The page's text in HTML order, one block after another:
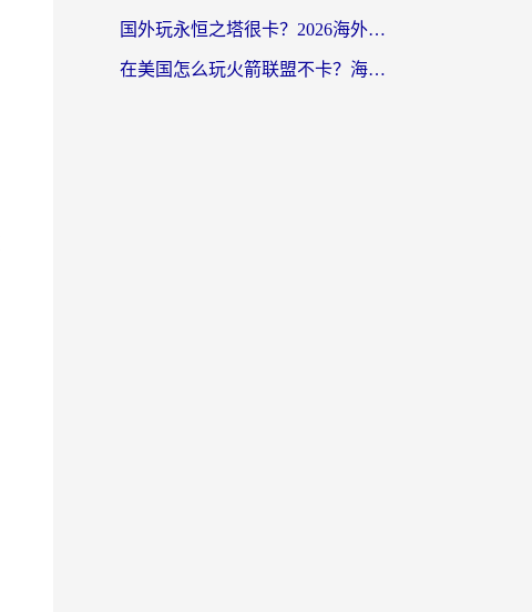
国外玩永恒之塔很卡？2026海外党国服游戏加速器终极指南（附街头篮球坦克世界实测）
在美国怎么玩火箭联盟不卡？海外玩家国服游戏加速终极指南（附明日方舟美版王者荣耀优化技巧）